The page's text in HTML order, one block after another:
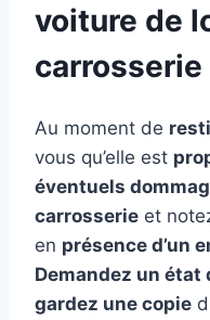
voiture de
carrosserie
Au moment de
vous qu’elle est
éventuels
carrosserie et
en présence d’un
Demandez un
gardez une copie